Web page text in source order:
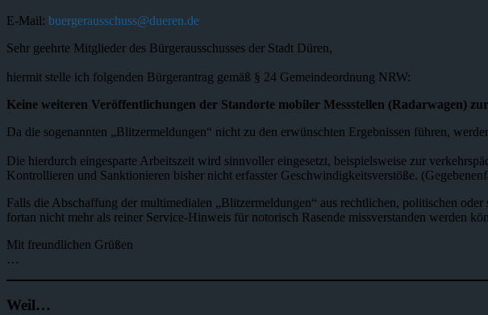
E-Mail: buergerausschuss@dueren.de
Sehr geehrte Mitglieder des Bürgerausschusses der Stadt Düren,
hiermit stelle ich folgenden Bürgerantrag gemäß § 24 Gemeindeordnung NRW:
Keine weiteren Veröffentlichungen der Standorte mobiler Messstellen (Radarwagen)
Da die sogenannten „Blitzermeldungen“ nicht zu den erwünschten Ergebnissen führen,
Die hierdurch eingesparte Arbeitszeit wird sinnvoller eingesetzt, beispielsweise zur
Kontrollieren und Sanktionieren bisher nicht erfasster Geschwindigkeitsverstöße.
Falls die Abschaffung der multimedialen „Blitzermeldungen“ aus rechtlichen, politischen
fortan nicht mehr als reiner Service-Hinweis für notorisch Rasende missverstanden werden
Mit freundlichen Grüßen
…
Weil…